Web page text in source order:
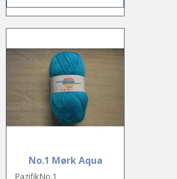
No.1 Mørk Aqua
PazifikNo.1